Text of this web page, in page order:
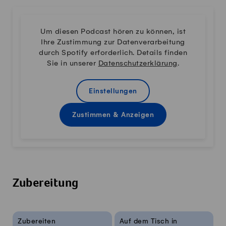
Um diesen Podcast hören zu können, ist
Ihre Zustimmung zur Datenverarbeitung
durch Spotify erforderlich. Details finden
Sie in unserer Datenschutzerklärung.
Einstellungen
Zustimmen & Anzeigen
Zubereitung
Rezeptinfos
Zubereiten
Auf dem Tisch in